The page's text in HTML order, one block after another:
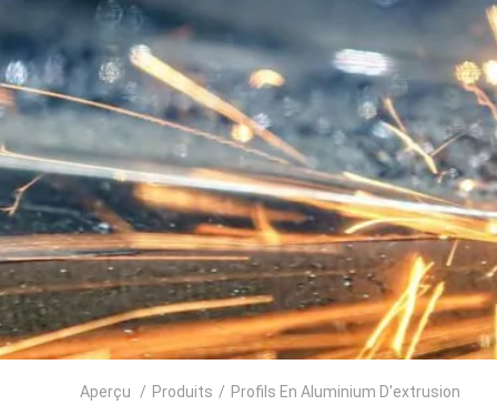
Aperçu / Produits / Profils En Aluminium D'extrusion